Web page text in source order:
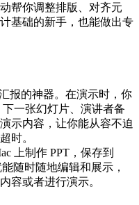
帮你调整排版、对齐元
基础的新手，也能做出专
报的神器。在演示时，你
一张幻灯片、演讲者备
示内容，让你能从容不迫
时。
上制作 PPT，保存到
随时随地编辑和展示，
容或者进行演示。